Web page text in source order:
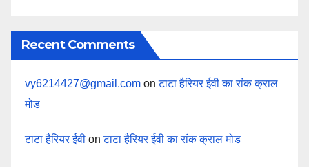
Recent Comments
vy6214427@gmail.com onटाटा हैरियर ईवी का रांक क्राल
मोड
टाटा हैरियर ईवी onटाटा हैरियर ईवी का रांक क्राल मोड